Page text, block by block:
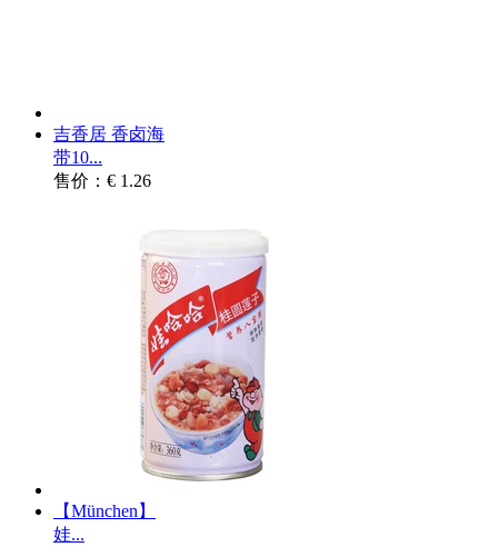
吉香居 香卤海
带10...
售价：€ 1.26
【München】
娃...